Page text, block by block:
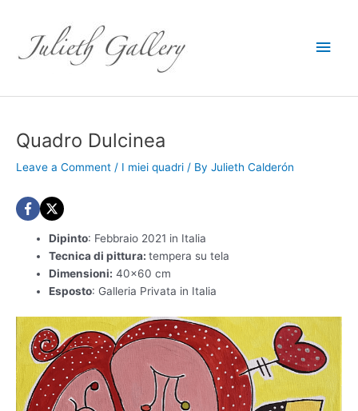
Main
Quadro Dulcinea
Leave a Comment / I miei quadri / By Julieth Calderón
Dipinto: Febbraio 2021 in Italia
Tecnica di pittura:tempera su tela
Dimensioni: 40×60 cm
Esposto: Galleria Privata in Italia